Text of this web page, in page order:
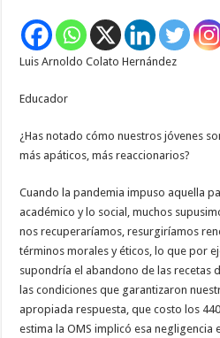
NUESTROS
JÓVENES
Luis Arnoldo Colato Hernández
Educador
¿Has notado cómo nuestros jóvenes
más apáticos, más reaccionarios?
Cuando la pandemia impuso aquella
académico y lo social, muchos
nos recuperaríamos, resurgiríamos
términos morales y éticos, lo que por
supondría el abandono de las recetas
las condiciones que garantizaron
apropiada respuesta, que costo los
estima la OMS implicó esa negligencia